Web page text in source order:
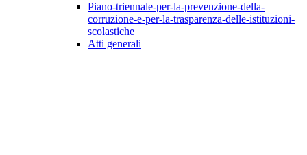
Piano-triennale-per-la-prevenzione-della-
corruzione-e-per-la-trasparenza-delle-istituzioni-
scolastiche
Atti generali